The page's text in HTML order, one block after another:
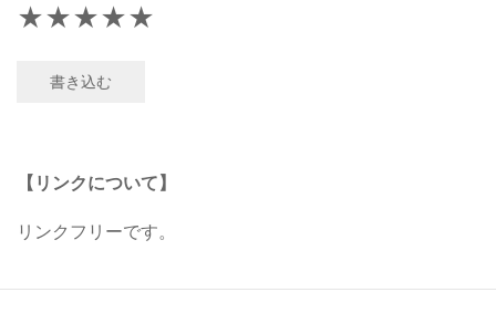
★
★
★
★
★
書き込む
【リンクについて】
リンクフリーです。